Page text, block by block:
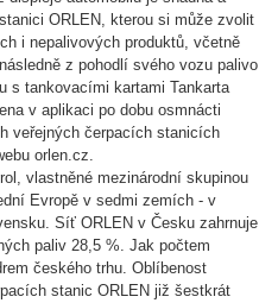
ORLEN, kterou si může zvolit
i nepalivových produktů, včetně
z pohodlí svého vozu palivo
s tankovacími kartami Tankarta
v aplikaci po dobu osmnácti
veřejných čerpacích stanicích
orlen.cz.
vlastněné mezinárodní skupinou
Evropě v sedmi zemích - v
Síť ORLEN v Česku zahrnuje
paliv 28,5 %. Jak počtem
českého trhu. Oblíbenost
stanic ORLEN již šestkrát